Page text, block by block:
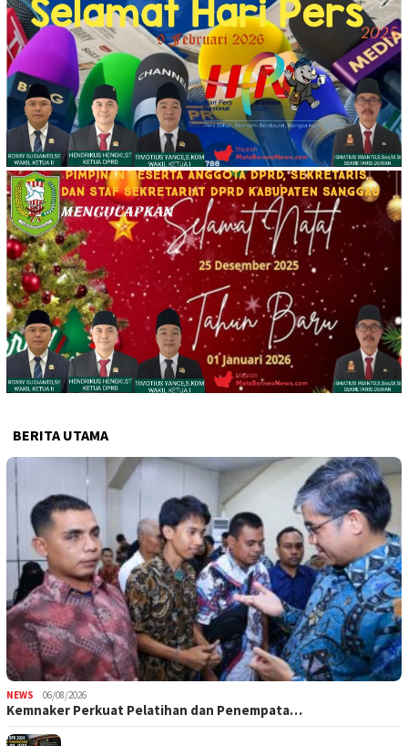
BERITA UTAMA
NEWS 06/08/2026
Kemnaker Perkuat Pelatihan dan Penempata…